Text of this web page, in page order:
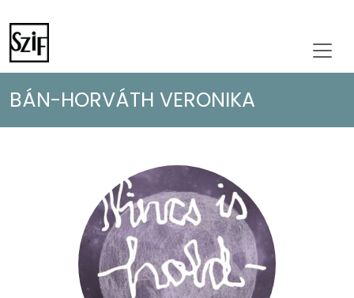
BÁN-HORVÁTH VERONIKA